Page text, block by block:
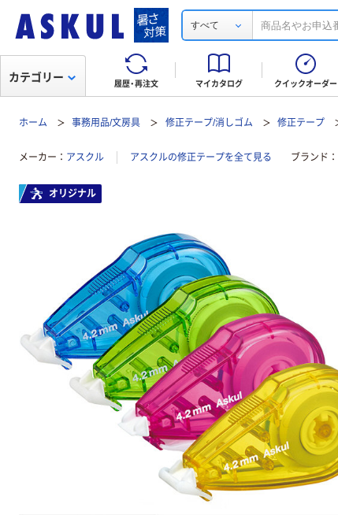
すべて
履歴・再注文 マイカタログ クイックオーダー
カテゴリー
ホーム 事務用品/文房具 修正テープ/消しゴム 修正テープ
メーカー アスクル アスクルの修正テープを全て見る ブランド
オリジナル